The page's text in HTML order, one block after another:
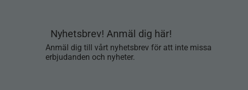
Nyhetsbrev! Anmäl dig här!
Anmäl dig till vårt nyhetsbrev för att inte missa
erbjudanden och nyheter.